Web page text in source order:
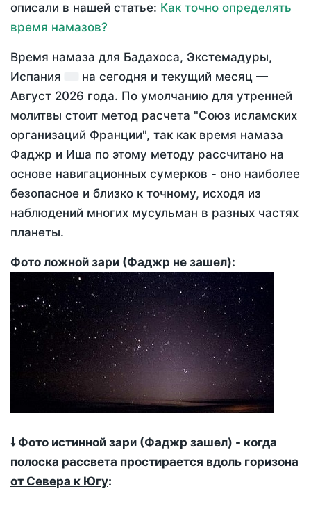
описали в нашей статье: Как точно определять
время намазов?
Время намаза для Бадахоса, Экстемадуры,
Испания
на сегодня и текущий месяц —
Август 2026 года. По умолчанию для утренней
молитвы стоит метод расчета "Союз исламских
организаций Франции", так как время намаза
Фаджр и Иша по этому методу рассчитано на
основе навигационных сумерков - оно наиболее
безопасное и близко к точному, исходя из
наблюдений многих мусульман в разных частях
планеты.
Фото ложной зари (Фаджр не зашел):
🠗 Фото истинной зари (Фаджр зашел) - когда
полоска рассвета простирается вдоль горизона
от Севера к Югу: